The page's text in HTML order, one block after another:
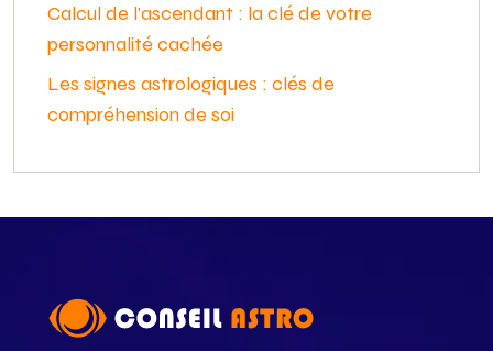
Calcul de l’ascendant : la clé de votre
personnalité cachée
Les signes astrologiques : clés de
compréhension de soi